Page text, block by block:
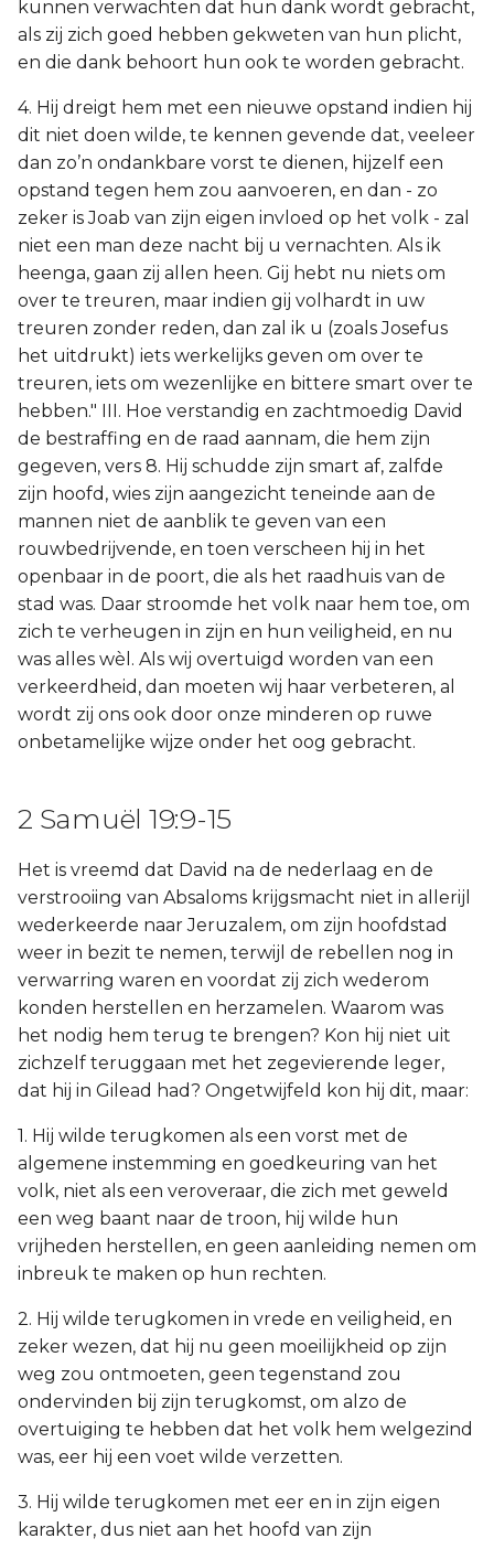
kunnen verwachten dat hun dank wordt gebracht,
als zij zich goed hebben gekweten van hun plicht,
en die dank behoort hun ook te worden gebracht.
4. Hij dreigt hem met een nieuwe opstand indien hij
dit niet doen wilde, te kennen gevende dat, veeleer
dan zo’n ondankbare vorst te dienen, hijzelf een
opstand tegen hem zou aanvoeren, en dan - zo
zeker is Joab van zijn eigen invloed op het volk - zal
niet een man deze nacht bij u vernachten. Als ik
heenga, gaan zij allen heen. Gij hebt nu niets om
over te treuren, maar indien gij volhardt in uw
treuren zonder reden, dan zal ik u (zoals Josefus
het uitdrukt) iets werkelijks geven om over te
treuren, iets om wezenlijke en bittere smart over te
hebben." III. Hoe verstandig en zachtmoedig David
de bestraffing en de raad aannam, die hem zijn
gegeven, vers 8. Hij schudde zijn smart af, zalfde
zijn hoofd, wies zijn aangezicht teneinde aan de
mannen niet de aanblik te geven van een
rouwbedrijvende, en toen verscheen hij in het
openbaar in de poort, die als het raadhuis van de
stad was. Daar stroomde het volk naar hem toe, om
zich te verheugen in zijn en hun veiligheid, en nu
was alles wèl. Als wij overtuigd worden van een
verkeerdheid, dan moeten wij haar verbeteren, al
wordt zij ons ook door onze minderen op ruwe
onbetamelijke wijze onder het oog gebracht.
2 Samuël 19:9-15
Het is vreemd dat David na de nederlaag en de
verstrooiing van Absaloms krijgsmacht niet in allerijl
wederkeerde naar Jeruzalem, om zijn hoofdstad
weer in bezit te nemen, terwijl de rebellen nog in
verwarring waren en voordat zij zich wederom
konden herstellen en herzamelen. Waarom was
het nodig hem terug te brengen? Kon hij niet uit
zichzelf teruggaan met het zegevierende leger,
dat hij in Gilead had? Ongetwijfeld kon hij dit, maar:
1. Hij wilde terugkomen als een vorst met de
algemene instemming en goedkeuring van het
volk, niet als een veroveraar, die zich met geweld
een weg baant naar de troon, hij wilde hun
vrijheden herstellen, en geen aanleiding nemen om
inbreuk te maken op hun rechten.
2. Hij wilde terugkomen in vrede en veiligheid, en
zeker wezen, dat hij nu geen moeilijkheid op zijn
weg zou ontmoeten, geen tegenstand zou
ondervinden bij zijn terugkomst, om alzo de
overtuiging te hebben dat het volk hem welgezind
was, eer hij een voet wilde verzetten.
3. Hij wilde terugkomen met eer en in zijn eigen
karakter, dus niet aan het hoofd van zijn